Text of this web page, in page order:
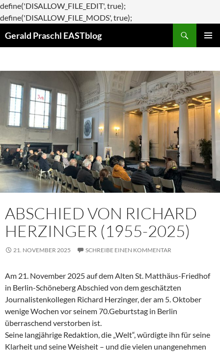
define('DISALLOW_FILE_EDIT', true);
define('DISALLOW_FILE_MODS', true);
Gerald Praschl EASTblog
ABSCHIED VON RICHARD
HERZINGER (1955-2025)
21. NOVEMBER 2025 SCHREIBE EINEN KOMMENTAR
Am 21. November 2025 auf dem Alten St. Matthäus-Friedhof
in Berlin-Schöneberg Abschied von dem geschätzten
Journalistenkollegen Richard Herzinger, der am 5. Oktober
wenige Wochen vor seinem 70.Geburtstag in Berlin
überraschend verstorben ist.
Seine langjährige Redaktion, die „Welt“, würdigte ihn für seine
Klarheit und seine Weisheit – und die vielen unangenehmen